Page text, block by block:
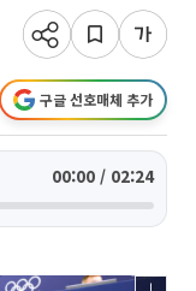
구글 선호매체 추가
00:00 / 02:24